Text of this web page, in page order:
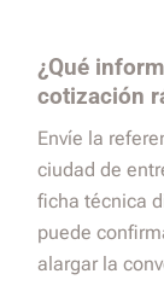
¿Qué
cotización
Envíe la
ciudad de
ficha técnica
puede
alargar la